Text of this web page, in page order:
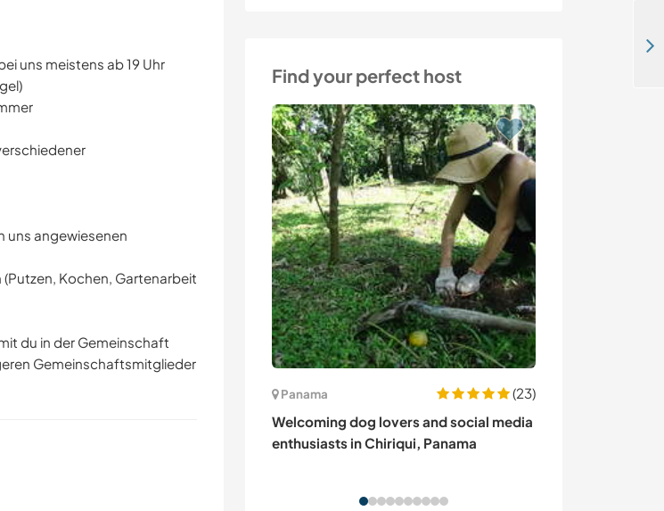
Find your perfect host
Panama
(23)
Welcoming dog lovers and social media
enthusiasts in Chiriqui, Panama
uns meistens ab 19 Uhr
uns angewiesenen
Kochen, Gartenarbeit
du in der Gemeinschaft
Gemeinschaftsmitglieder